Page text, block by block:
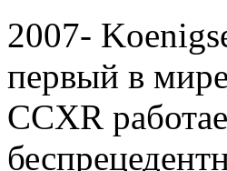
2007-
первый в
CCXR